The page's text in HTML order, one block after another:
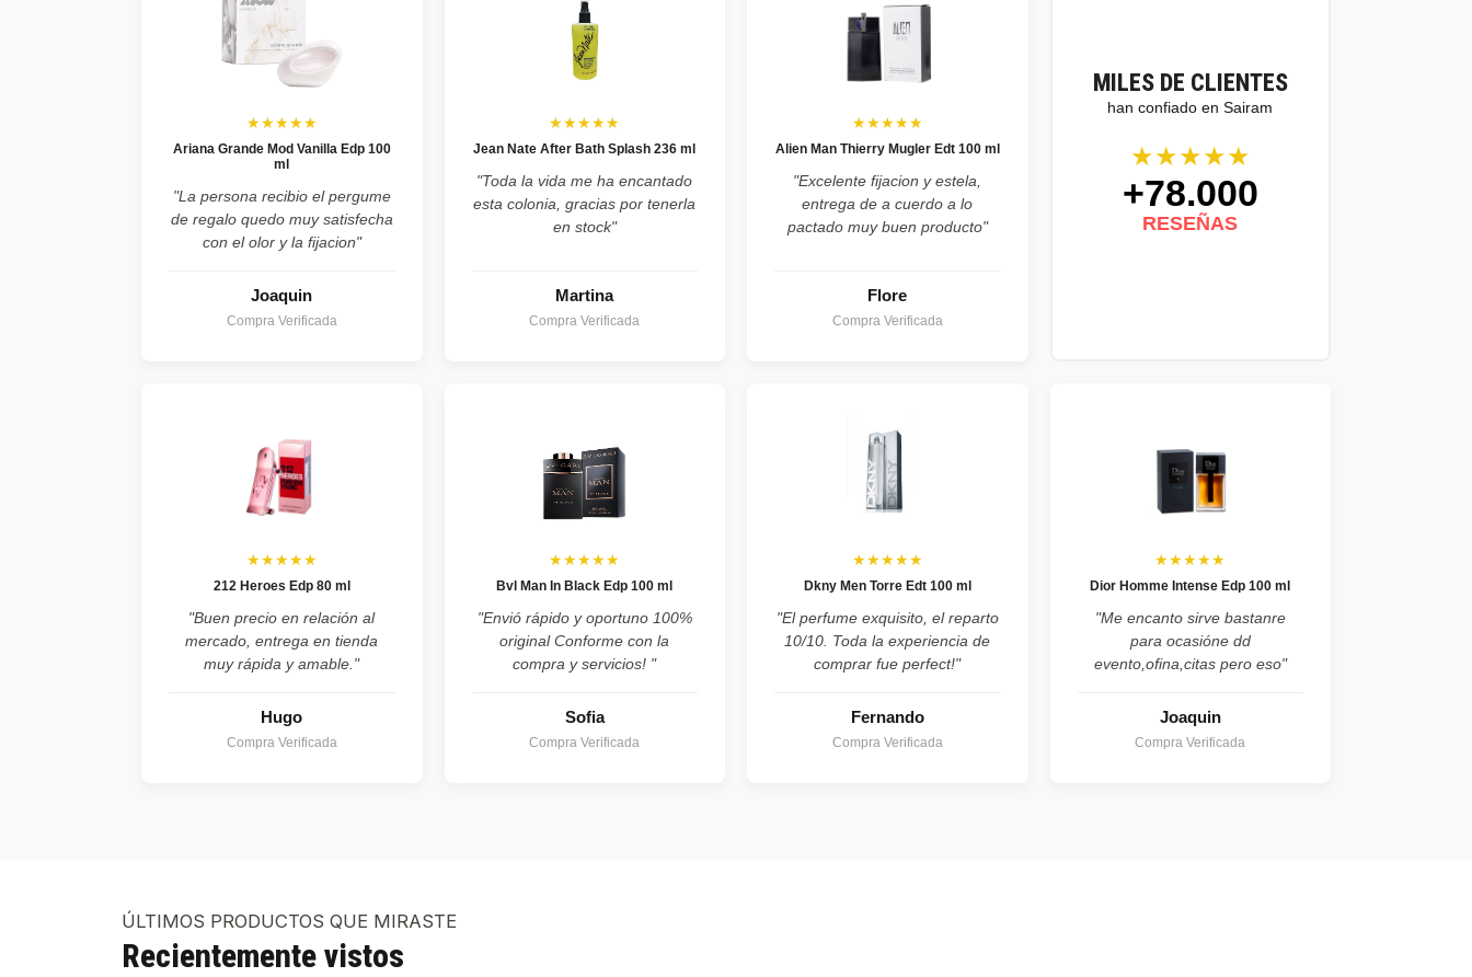
MILES DE CLIENTES
han confiado en Sairam
★★★★★
+78.000
RESEÑAS
★★★★★
Ariana Grande Mod Vanilla Edp 100
ml
"La persona recibio el pergume
de regalo quedo muy satisfecha
con el olor y la fijacion"
Joaquin
Compra Verificada
★★★★★
Jean Nate After Bath Splash 236 ml
"Toda la vida me ha encantado
esta colonia, gracias por tenerla
en stock"
Martina
Compra Verificada
★★★★★
Alien Man Thierry Mugler Edt 100 ml
"Excelente fijacion y estela,
entrega de a cuerdo a lo
pactado muy buen producto"
Flore
Compra Verificada
★★★★★
212 Heroes Edp 80 ml
"Buen precio en relación al
mercado, entrega en tienda
muy rápida y amable."
Hugo
Compra Verificada
★★★★★
Bvl Man In Black Edp 100 ml
"Envió rápido y oportuno 100%
original Conforme con la
compra y servicios! "
Sofia
Compra Verificada
★★★★★
Dkny Men Torre Edt 100 ml
"El perfume exquisito, el reparto
10/10. Toda la experiencia de
comprar fue perfect!"
Fernando
Compra Verificada
★★★★★
Dior Homme Intense Edp 100 ml
"Me encanto sirve bastanre
para ocasióne dd
evento,ofina,citas pero eso"
Joaquin
Compra Verificada
ÚLTIMOS PRODUCTOS QUE MIRASTE
Recientemente vistos